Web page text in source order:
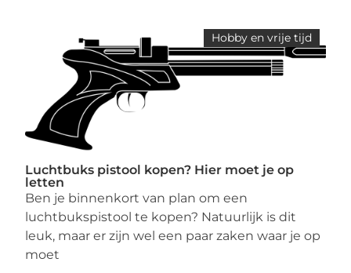
Hobby en vrije tijd
Luchtbuks pistool kopen? Hier moet je op
letten
Ben je binnenkort van plan om een
luchtbukspistool te kopen? Natuurlijk is dit
leuk, maar er zijn wel een paar zaken waar je op
moet